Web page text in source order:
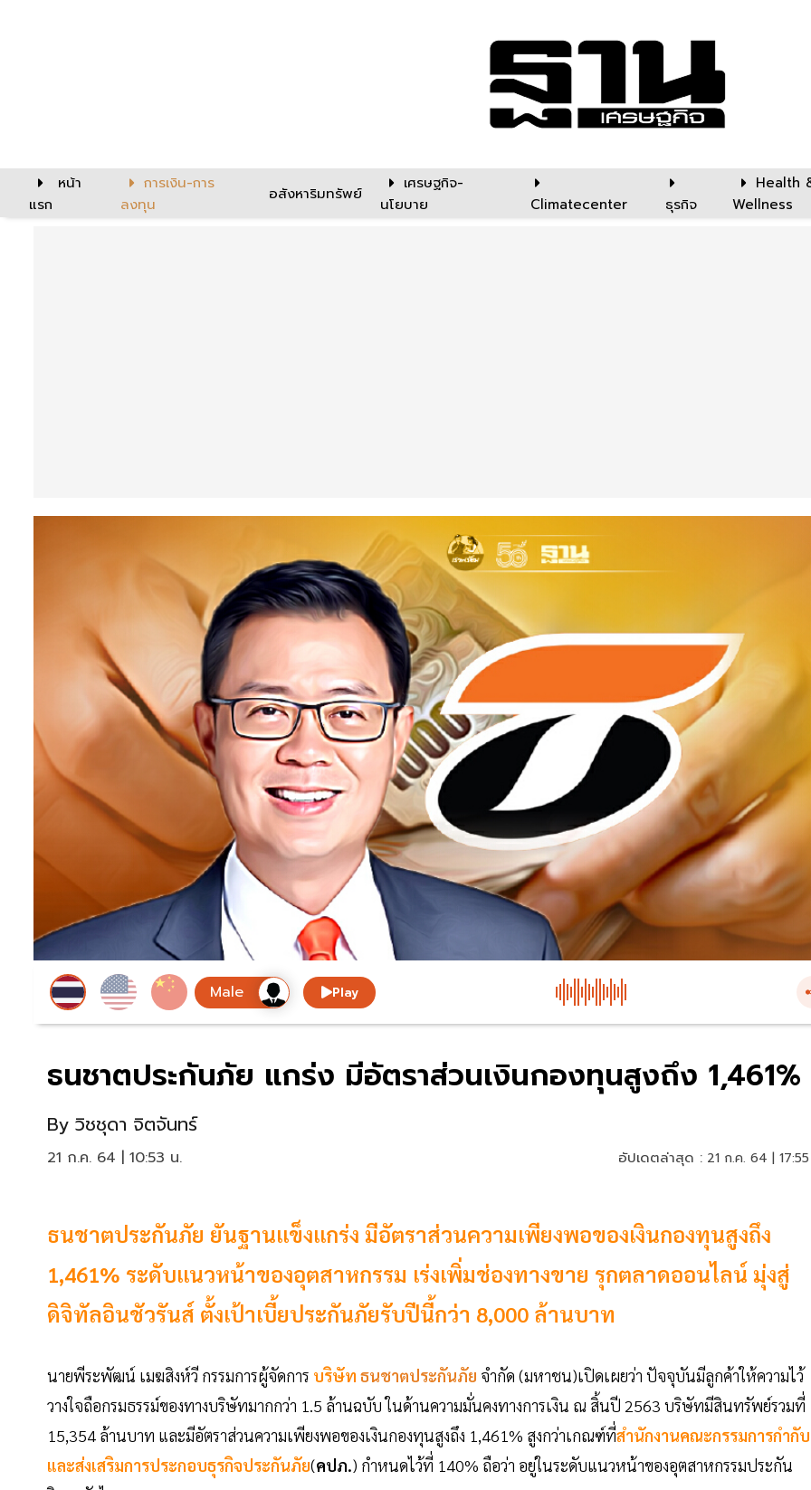
หน้า
แรก
การเงิน-การ
ลงทุน
อสังหาริมทรัพย์
เศรษฐกิจ-
นโยบาย
Climatecenter ธุรกิจ
Health
Wellness
Play
ธนชาตประกันภัย แกร่ง มีอัตราส่วนเงินกองทุนสูงถึง 1,461%
By วิชชุดา จิตจันทร์
21 ก.ค. 64 | 10:53 น. อัปเดตล่าสุด : 21 ก.ค. 64 |
ธนชาตประกันภัย ยันฐานแข็งแกร่ง มีอัตราส่วนความเพียงพอของเงินกองทุนสูงถึง
1,461% ระดับแนวหน้าของอุตสาหกรรม เร่งเพิ่มช่องทางขาย รุกตลาดออนไลน์ มุ่งสู่
ดิจิทัลอินชัวรันส์ ตั้งเป้าเบี้ยประกันภัยรับปีนี้กว่า 8,000 ล้านบาท
นายพีระพัฒน์ เมฆสิงห์วี กรรมการผู้จัดการ บริษัท ธนชาตประกันภัย จำกัด (มหาชน)เปิดเผยว่า ปัจจุบันมีลูกค้าให้ความไว้
วางใจถือกรมธรรม์ของทางบริษัทมากกว่า 1.5 ล้านฉบับ ในด้านความมั่นคงทางการเงิน ณ สิ้นปี 2563 บริษัทมีสินทรัพย์รวมที่
15,354 ล้านบาท และมีอัตราส่วนความเพียงพอของเงินกองทุนสูงถึง 1,461% สูงกว่าเกณฑ์ที่สำนักงานคณะกรรมการกำกับ
และส่งเสริมการประกอบธุรกิจประกันภัย(คปภ.) กำหนดไว้ที่ 140% ถือว่า อยู่ในระดับแนวหน้าของอุตสาหกรรมประกัน